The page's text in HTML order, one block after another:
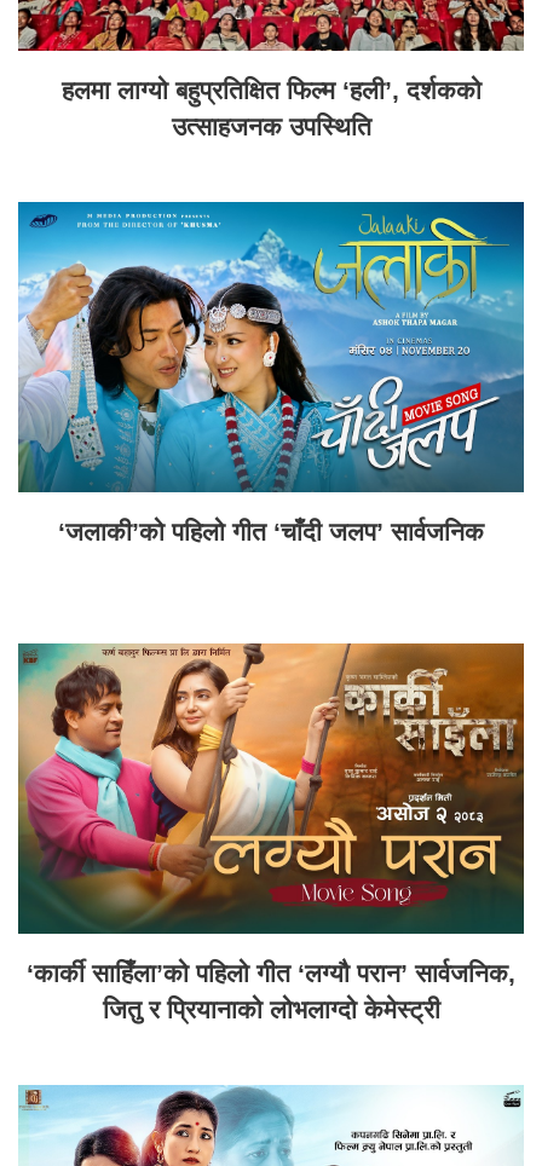
हलमा लाग्यो बहुप्रतिक्षित फिल्म ‘हली’, दर्शकको
उत्साहजनक उपस्थिति
‘जलाकी’को पहिलो गीत ‘चाँदी जलप’ सार्वजनिक
‘कार्की साहिँला’को पहिलो गीत ‘लग्यौ परान’ सार्वजनिक,
जितु र प्रियानाको लोभलाग्दो केमेस्ट्री